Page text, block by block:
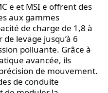
e et MSI e offrent des
aux gammes
de charge de 1,8 à
levage jusqu’à 6
polluante. Grâce à
avancée, ils
de mouvement.
de conduite